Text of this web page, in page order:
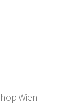
Wien